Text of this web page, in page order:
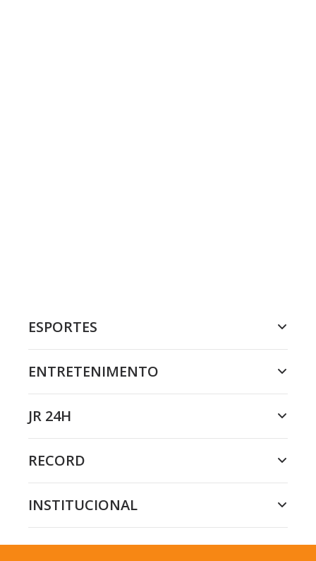
ESPORTES
ENTRETENIMENTO
JR 24H
RECORD
INSTITUCIONAL